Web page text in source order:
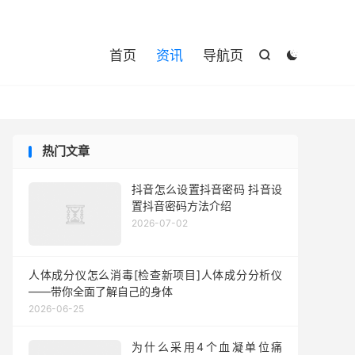


首页 资讯 导航页
热门文章
抖音怎么设置抖音密码 抖音设
置抖音密码方法介绍
2026-07-02
人体成分仪怎么消毒[检查新项目]人体成分分析仪
——带你全面了解自己的身体
2026-06-25
为什么采用4个血凝单位痛